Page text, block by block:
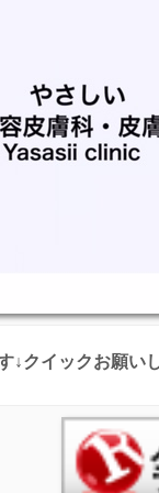
↓クイックお願い